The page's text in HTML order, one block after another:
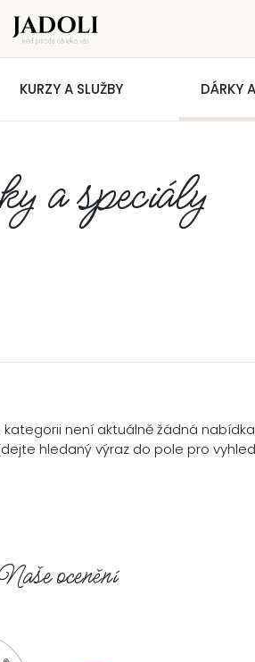
KURZY A SLUŽBY DÁRKY
a speciály
není aktuálně žádná
hledaný výraz do pole pro
ocenění